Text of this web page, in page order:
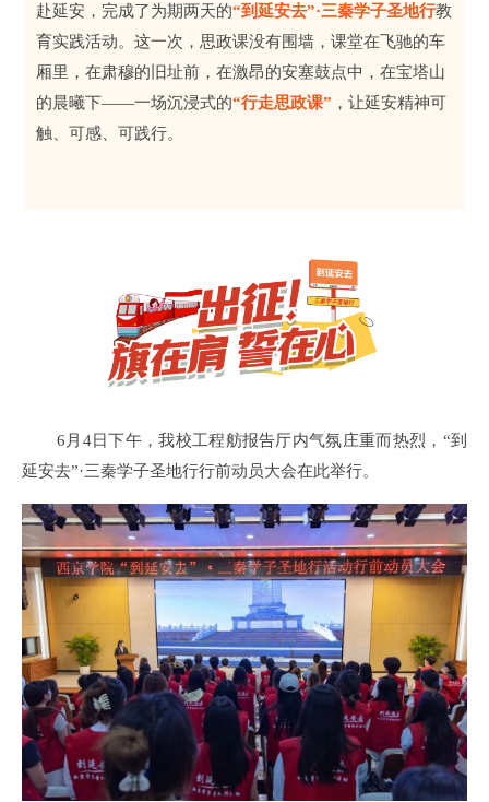
赴延安，完成了为期两天的“到延安去”·三秦学子圣地行教
育实践活动。这一次，思政课没有围墙，课堂在飞驰的车
厢里，在肃穆的旧址前，在激昂的安塞鼓点中，在宝塔山
的晨曦下——一场沉浸式的“行走思政课” ，让延安精神可
触、可感、可践行。
6月4日下午，我校工程舫报告厅内气氛庄重而热烈，“到
延安去”·三秦学子圣地行行前动员大会在此举行。